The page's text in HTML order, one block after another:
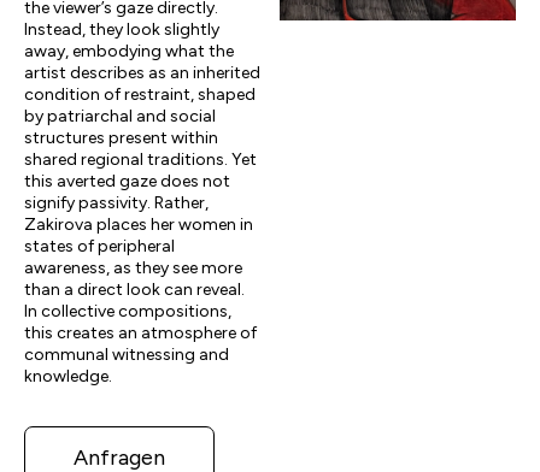
the viewer’s gaze directly.
Instead, they look slightly
away, embodying what the
artist describes as an inherited
condition of restraint, shaped
by patriarchal and social
structures present within
shared regional traditions. Yet
this averted gaze does not
signify passivity. Rather,
Zakirova places her women in
states of peripheral
awareness, as they see more
than a direct look can reveal.
In collective compositions,
this creates an atmosphere of
communal witnessing and
knowledge.
Anfragen